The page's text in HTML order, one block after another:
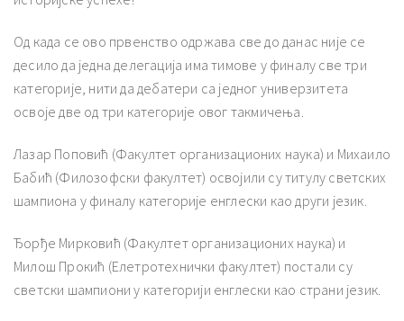
Од када се ово првенство одржава све до данас није се
десило да једна делегација има тимове у финалу све три
категорије, нити да дебатери са једног универзитета
освоје две од три категорије овог такмичења.
Лазар Поповић (Факултет организационих наука) и Михаило
Бабић (Филозофски факултет) освојили су титулу светских
шампиона у финалу категорије енглески као други језик.
Ђорђе Мирковић (Факултет организационих наука) и
Милош Прокић (Елетротехнички факултет) постали су
светски шампиони у категорији енглески као страни језик.